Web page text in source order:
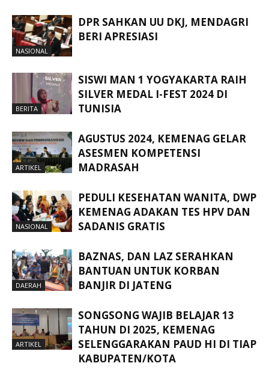
NASIONAL
DPR SAHKAN UU DKJ, MENDAGRI
BERI APRESIASI
BERITA
SISWI MAN 1 YOGYAKARTA RAIH
SILVER MEDAL I-FEST 2024 DI
TUNISIA
ARTIKEL
AGUSTUS 2024, KEMENAG GELAR
ASESMEN KOMPETENSI
MADRASAH
NASIONAL
PEDULI KESEHATAN WANITA, DWP
KEMENAG ADAKAN TES HPV DAN
SADANIS GRATIS
DAERAH
BAZNAS, DAN LAZ SERAHKAN
BANTUAN UNTUK KORBAN
BANJIR DI JATENG
ARTIKEL
SONGSONG WAJIB BELAJAR 13
TAHUN DI 2025, KEMENAG
SELENGGARAKAN PAUD HI DI TIAP
KABUPATEN/KOTA